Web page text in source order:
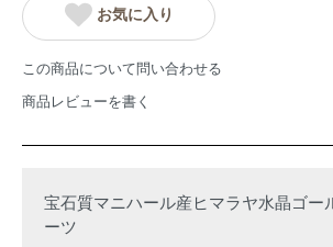
お気に入り
この商品について問い合わせる
商品レビューを書く
宝石質マニハール産ヒマラヤ水晶ゴー
ーツ